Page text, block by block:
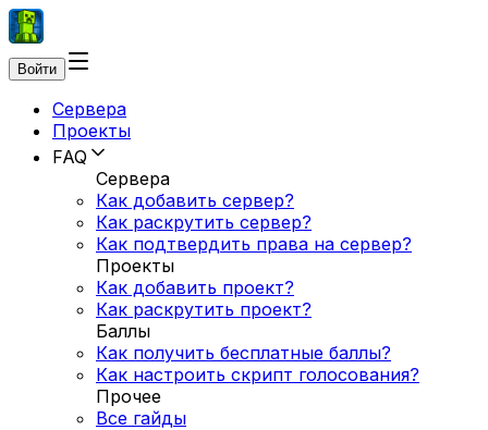
Войти
Сервера
Проекты
FAQ
Сервера
Как добавить сервер?
Как раскрутить сервер?
Как подтвердить права на сервер?
Проекты
Как добавить проект?
Как раскрутить проект?
Баллы
Как получить бесплатные баллы?
Как настроить скрипт голосования?
Прочее
Все гайды